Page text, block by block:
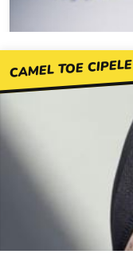
CAMEL TOE CIPELE